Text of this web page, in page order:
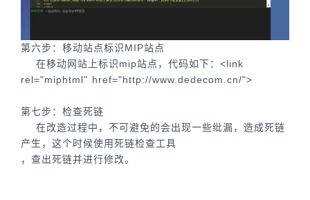
第六步：移动站点标识MIP站点
在移动网站上标识mip站点，代码如下：<link
rel="miphtml" href="http://www.dedecom.cn/">
第七步：检查死链
在改造过程中，不可避免的会出现一些纰漏，造成死链
产生，这个时候使用死链检查工具
，查出死链并进行修改。